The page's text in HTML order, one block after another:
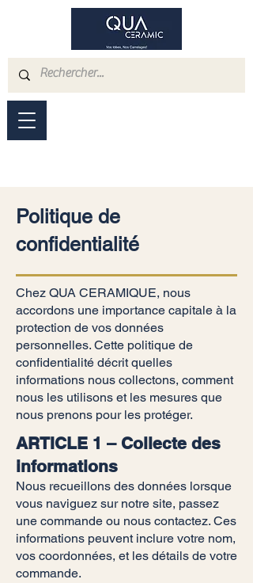
Politique de
confidentialité
Chez QUA CERAMIQUE, nous
accordons une importance capitale à la
protection de vos données
personnelles. Cette politique de
confidentialité décrit quelles
informations nous collectons, comment
nous les utilisons et les mesures que
nous prenons pour les protéger.
ARTICLE 1 – Collecte des
informations
Nous recueillons des données lorsque
vous naviguez sur notre site, passez
une commande ou nous contactez. Ces
informations peuvent inclure votre nom,
vos coordonnées, et les détails de votre
commande.